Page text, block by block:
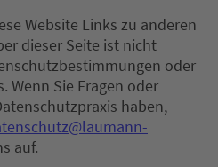
Website Links zu anderen
dieser Seite ist nicht
oder
Wenn Sie Fragen oder
haben,
auf.